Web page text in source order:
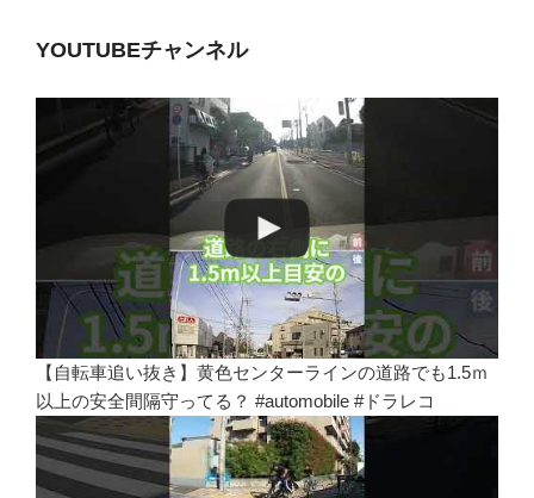
YOUTUBEチャンネル
【自転車追い抜き】黄色センターラインの道路でも1.5ｍ
以上の安全間隔守ってる？ #automobile #ドラレコ